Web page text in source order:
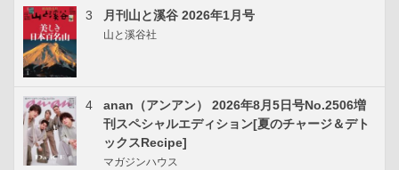
3 月刊山と溪谷 2026年1月号
山と溪谷社
4
anan（アンアン） 2026年8月5日号No.2506増
刊スペシャルエディション[夏のチャージ＆デト
ックスRecipe]
マガジンハウス